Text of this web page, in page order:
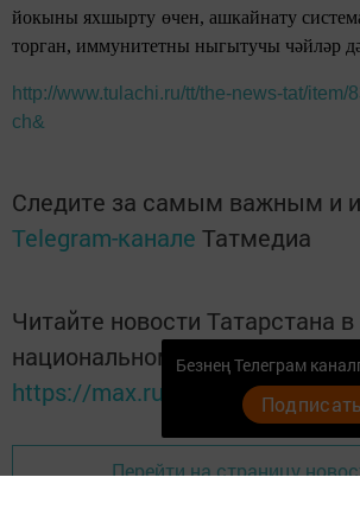
йокыны яхшырту өчен, ашкайнату
торган, иммунитетны ныгытучы чәйләр
http://www.tulachi.ru/tt/the-news-tat/item/
ch&
Следите за самым важным и
Telegram-канале Татмедиа
Читайте новости Татарстана в
национальном мессенджере
https://max.ru/tatmedia
Перейти на страницу
Безнең Телеграм